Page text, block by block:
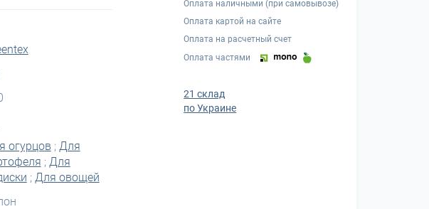
огурцов ; Для
; Для
; Для овощей
Оплата наличными (при самовывозе)
Оплата картой на сайте
Оплата на расчетный счет
Оплата частями
21 склад
по Украине